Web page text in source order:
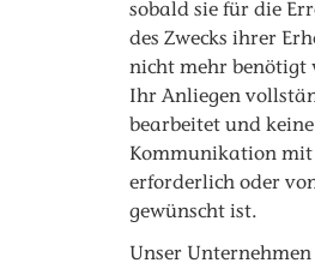
sobald sie für die
des Zwecks ihrer
nicht mehr benötigt
Ihr Anliegen
bearbeitet und
Kommunikation
erforderlich oder
gewünscht ist.
Unser